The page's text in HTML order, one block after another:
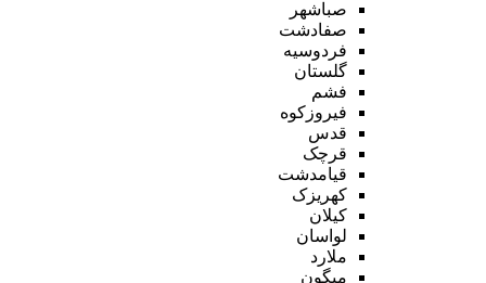
صباشهر
صفادشت
فردوسیه
گلستان
فشم
فیروزکوه
قدس
قرچک
قیامدشت
کهریزک
کیلان
لواسان
ملارد
میگون